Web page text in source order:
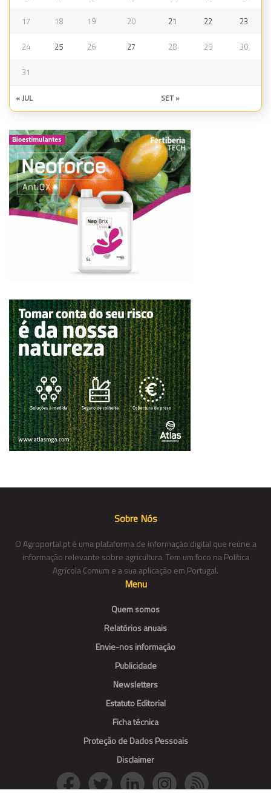
17 18 19 20 21 22 23
24 25 26 27 28 29 30
31
« JUL SET »
Sobre Nós
O Agroportal.pt é uma plataforma de informação digital que reúne a
informação relevante sobre agricultura. Tem um foco na Política
Agrícola Comum e a sua aplicação em Portugal.
Menu
Quem somos
Relatórios anuais
Envie-nos informação
Publicidade
Newsletters
Estatuto Editorial
Ficha técnica
Proteção de Dados Pessoais
Disclaimer